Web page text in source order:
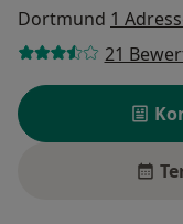
Dortmund 1
21